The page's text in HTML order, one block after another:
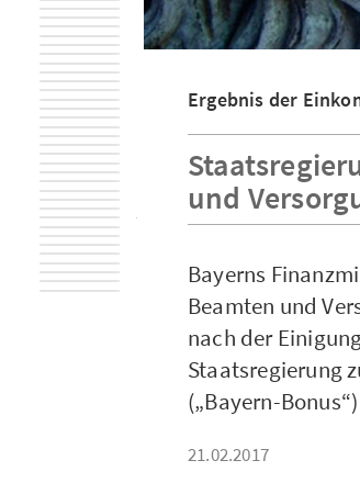
Ergebnis der
und
Bayerns
Beamten und
nach der
Staatsregierung
(„Bayern-
21.02.2017